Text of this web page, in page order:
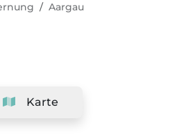
Karte
Aargau